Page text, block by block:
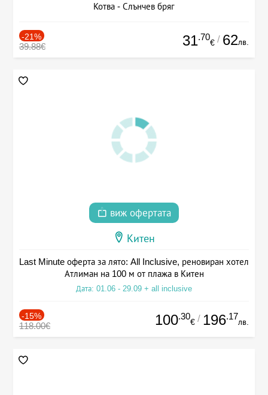
Котва - Слънчев бряг
-21%
39.88€ 31.70
€ / 62лв.
виж офертата
Китен
Last Minute оферта за лято: All Inclusive, реновиран хотел
Атлиман на 100 м от плажа в Китен
Дата: 01.06 - 29.09 + all inclusive
-15%
118.00€ 100.30
€ / 196.17
лв.